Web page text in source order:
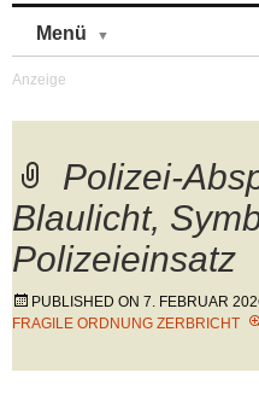
Menü
Polizei-
Blaulicht,
Polizeieinsatz
PUBLISHED ON 7. FEBRUAR
FRAGILE ORDNUNG ZERBRICHT